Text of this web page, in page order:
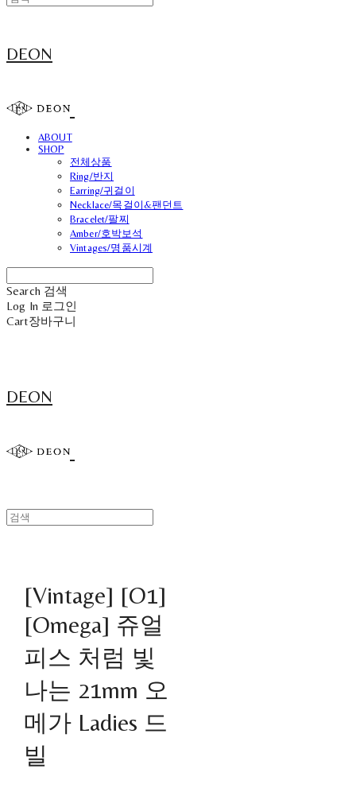
DEON
ABOUT
SHOP
전체상품
Ring/반지
Earring/귀걸이
Necklace/목걸이&팬던트
Bracelet/팔찌
Amber/호박보석
Vintages/명품시계
Search 검색
Log In 로그인
Cart장바구니
DEON
[Vintage] [O1]
[Omega] 쥬얼
피스 처럼 빛
나는 21mm 오
메가 Ladies 드
빌